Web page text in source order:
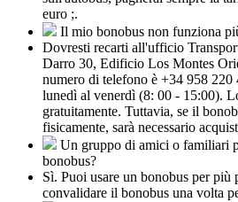
euro ;.
Il mio bonobus non funziona
Dovresti recarti all'ufficio
Darro 30, Edificio Los Montes
numero di telefono è +34 958
lunedì al venerdì (8: 00 - 15:00).
gratuitamente. Tuttavia, se il
fisicamente, sarà necessario
Un gruppo di amici o familiari
bonobus?
Sì. Puoi usare un bonobus per più
convalidare il bonobus una volta